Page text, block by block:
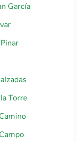
García
Torre